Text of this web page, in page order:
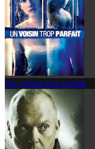
Un voisin trop parfait